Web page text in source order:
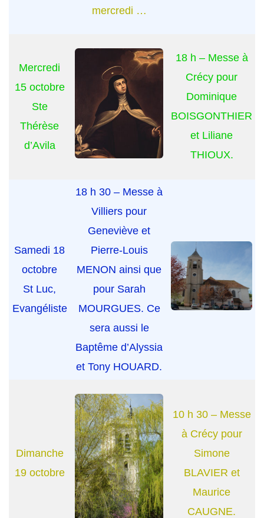
mercredi …
Mercredi
15 octobre
Ste
Thérèse
d’Avila
18 h – Messe à
Crécy pour
Dominique
BOISGONTHIER
et Liliane
THIOUX.
Samedi 18
octobre
St Luc,
Evangéliste
18 h 30 – Messe à
Villiers pour
Geneviève et
Pierre-Louis
MENON ainsi que
pour Sarah
MOURGUES. Ce
sera aussi le
Baptême d’Alyssia
et Tony HOUARD.
Dimanche
19 octobre
10 h 30 – Messe
à Crécy pour
Simone
BLAVIER et
Maurice
CAUGNE.